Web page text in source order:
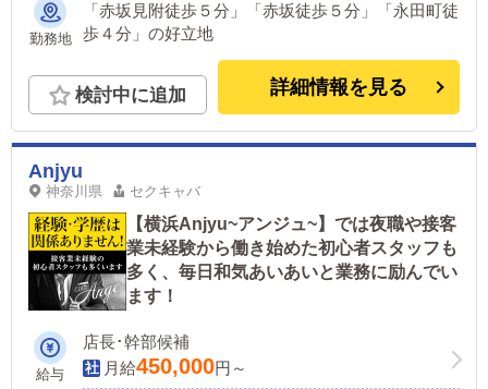
勤務地
「赤坂見附徒歩５分」「赤坂徒歩５分」「永田町徒
歩４分」の好立地
検討中に追加 詳細情報を見る
Anjyu
神奈川県 セクキャバ
【横浜Anjyu~アンジュ~】では夜職や接客
業未経験から働き始めた初心者スタッフも
多く、毎日和気あいあいと業務に励んでい
ます！
給与
店長･幹部候補
月給450,000円～